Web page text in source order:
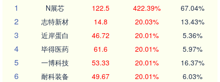
1
N展芯 122.5 422.39% 67.04%
2 志特新材 14.8 20.03% 13.43%
3 近岸蛋白 46.72 20.01% 5.36%
4 毕得医药 61.6 20.01% 5.97%
5 一博科技 53.33 20.01% 16.37%
6 耐科装备 49.67 20.01% 6.03%